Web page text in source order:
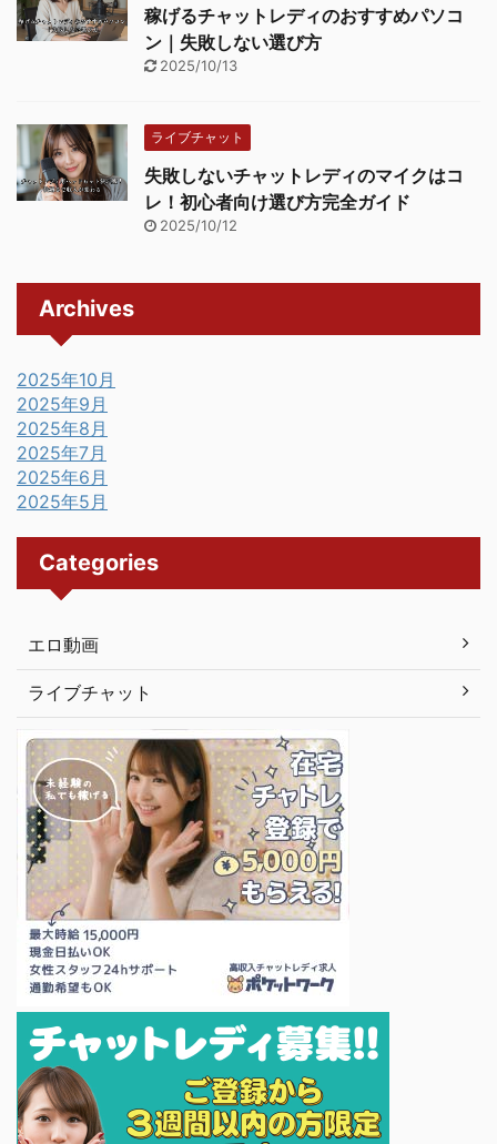
稼げるチャットレディのおすすめパソコ
ン｜失敗しない選び方
2025/10/13
ライブチャット
失敗しないチャットレディのマイクはコ
レ！初心者向け選び方完全ガイド
2025/10/12
Archives
2025年10月
2025年9月
2025年8月
2025年7月
2025年6月
2025年5月
Categories
エロ動画
ライブチャット